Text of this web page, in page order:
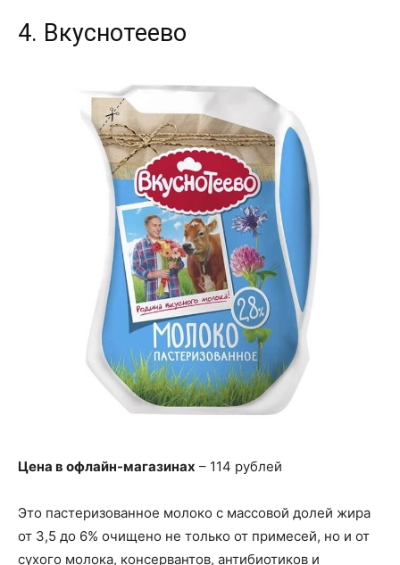
4. Вкуснотеево
Цена в офлайн-магазинах – 114 рублей
Это пастеризованное молоко с массовой долей жира
от 3,5 до 6% очищено не только от примесей, но и от
сухого молока, консервантов, антибиотиков и